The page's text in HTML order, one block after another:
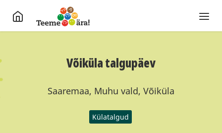
Võiküla talgupäev
Saaremaa, Muhu vald, Võiküla
Külatalgud